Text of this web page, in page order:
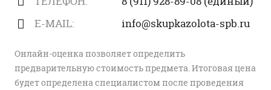
E-MAIL:
info@skupkazolota-spb.ru
Онлайн-оценка позволяет определить
предварительную стоимость предмета. Итоговая цена
будет определена специалистом после проведения